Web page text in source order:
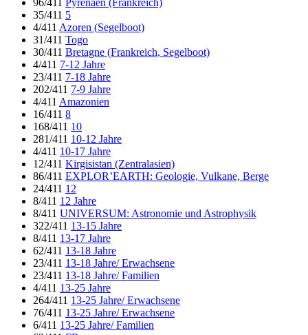
96/411 Pyrenäen (Frankreich)
35/411 5
4/411 Azoren (Segelboot)
31/411 Togo
30/411 Bretagne (Frankreich, Segelboot)
4/411 7-12 Jahre
23/411 7-18 Jahre
202/411 7-9 Jahre
4/411 Amazonien
16/411 8
168/411 10
281/411 10-12 Jahre
4/411 10-17 Jahre
12/411 Kirgisistan (Zentralasien)
86/411 EXPLOR’EARTH: Geologie, Vulkane, Berge
24/411 12
8/411 12 Jahre
8/411 UNIVERSUM: Astronomie und Astrophysik
322/411 13-15 Jahre
8/411 13-17 Jahre
62/411 13-18 Jahre
23/411 13-18 Jahre/ Erwachsene
23/411 13-18 Jahre/ Familien
4/411 13-25 Jahre
264/411 13-25 Jahre/ Erwachsene
76/411 13-25 Jahre/ Erwachsene
6/411 13-25 Jahre/ Familien